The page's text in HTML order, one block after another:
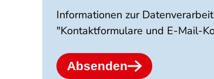
10
MB
Limit.
Erlaubte
Dateitypen:
jpg
Informationen zur
"Kontaktformulare und E-Mail-
Absenden